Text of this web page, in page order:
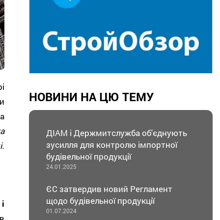
НОВИНИ НА ЦЮ ТЕМУ
ДІАМ і Держмитслужба об'єднують
зусилля для контролю імпортної
будівельної продукції
24.01.2025
ЄС затвердив новий Регламент
щодо будівельної продукції
01.07.2024